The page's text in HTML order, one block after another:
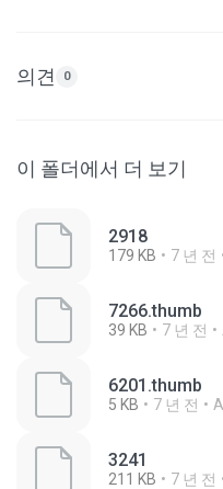
의견 0
이 폴더에서 더 보기
2918
179 KB 7 년 전
7266.thumb
39 KB 7 년 전
6201.thumb
5 KB 7 년 전
3241
211 KB 7 년 전